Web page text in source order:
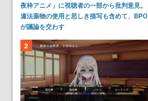
夜枠アニメ」に視聴者の一部から批判意見。
違法薬物の使用と思しき描写も含めて、BPO
が議論を交わす
2